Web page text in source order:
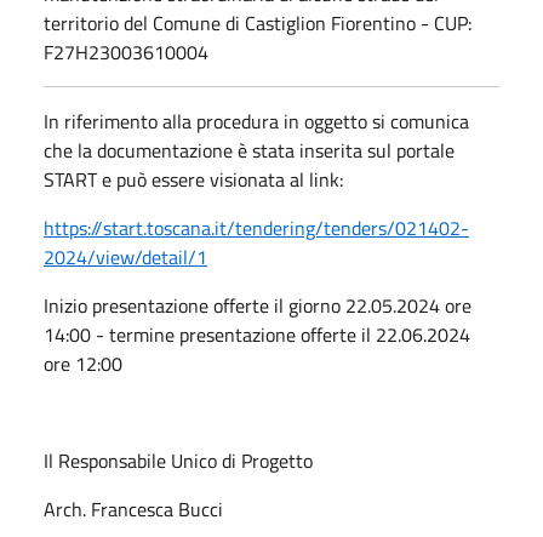
territorio del Comune di Castiglion Fiorentino - CUP:
F27H23003610004
In riferimento alla procedura in oggetto si comunica
che la documentazione è stata inserita sul portale
START e può essere visionata al link:
https://start.toscana.it/tendering/tenders/021402-
2024/view/detail/1
Inizio presentazione offerte il giorno 22.05.2024 ore
14:00 - termine presentazione offerte il 22.06.2024
ore 12:00
Il Responsabile Unico di Progetto
Arch. Francesca Bucci